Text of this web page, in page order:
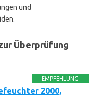
und
Überprüfung
EMPFEHLUNG
2000,